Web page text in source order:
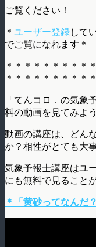
ご覧ください！
＊ ユーザー登録して
でご覧になれます＊
＊＊＊＊＊＊＊＊＊
＊＊＊＊＊＊＊＊＊
「てんコロ．の気象
料の動画を見てみよう
動画の講座は、どん
か？相性がとても大
気象予報士講座はユ
にも無料で見ること
＊「黄砂ってなんだ？